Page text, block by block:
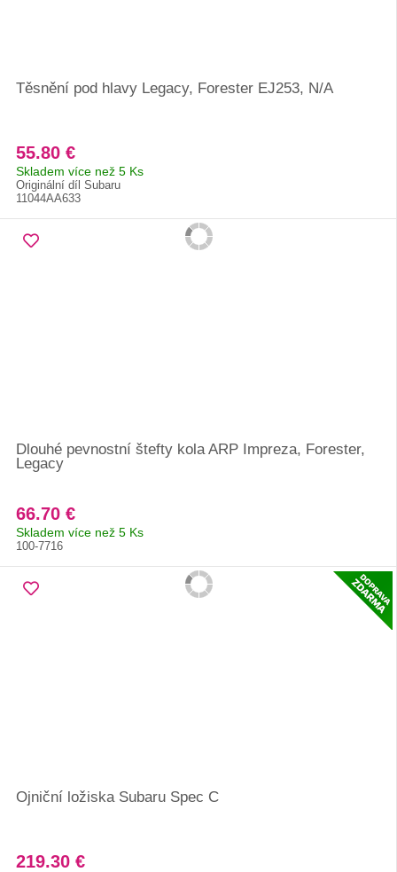
Těsnění pod hlavy Legacy, Forester EJ253, N/A
55.80 €
Skladem více než 5 Ks
Originální díl Subaru
11044AA633
Dlouhé pevnostní štefty kola ARP Impreza, Forester,
Legacy
66.70 €
Skladem více než 5 Ks
100-7716
Ojniční ložiska Subaru Spec C
219.30 €